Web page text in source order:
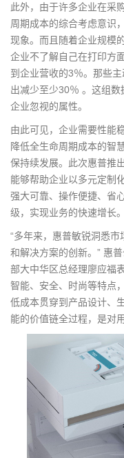
此外，由于许多企业在采
周期成本的综合考虑意识
现象。而且随着企业规模
企业不了解自己在打印方
到企业营收的3％。那些
出减少至少30％ 。这组
企业忽视的属性。
由此可见，企业需要性能
降低全生命周期成本的智
保持续发展。此次惠普推
能够帮助企业以多元定制
强大可靠、操作便捷、省
级，实现业务的快速增长。
“多年来，惠普敏锐洞悉
和解决方案的创新。” 惠
部大中华区总经理廖应福
智能、安全、时尚等特点
低成本贯穿到产品设计、
能的价值链全过程，是对